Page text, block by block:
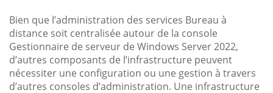
Bien que l’administration des services Bureau à
distance soit centralisée autour de la console
Gestionnaire de serveur de Windows Server 2022,
d’autres composants de l’infrastructure peuvent
nécessiter une configuration ou une gestion à travers
d’autres consoles d’administration. Une infrastructure